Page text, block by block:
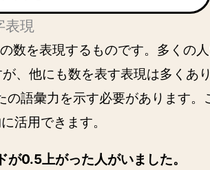
表現
数を表現するものです。多くの
、他にも数を表す表現は多くあ
語彙力を示す必要があります。
活用できます。
0.5上がった人がいました。